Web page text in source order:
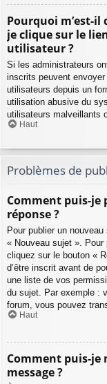
Pourquoi m’est-il
je clique sur le
utilisateur ?
Si les administrateurs
inscrits peuvent
utilisateurs depuis un
utilisation abusive du
utilisateurs malveillants
Haut
Problèmes de
Comment puis-
réponse ?
Pour publier un
« Nouveau sujet ». Pour
cliquez sur le bouton «
d’être inscrit avant de
une liste de vos
du sujet. Par exemple :
forum, vous pouvez
Haut
Comment puis-
message ?